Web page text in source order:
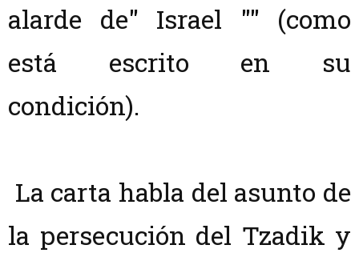
alarde de" Israel "" (como
está escrito en su
condición).
La carta habla del asunto de
la persecución del Tzadik y